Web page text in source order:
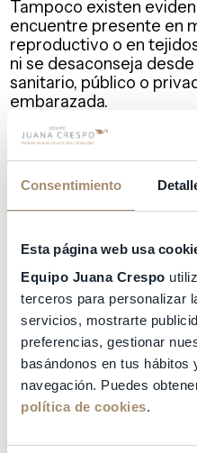
Consentimiento
Esta página web usa
Equipo Juana Crespo
terceros para personalizar
servicios, mostrarte
preferencias, gestionar
basándonos en tus hábitos
navegación. Puedes
política de cookies.
Tampoco existen
encuentre presente en
reproductivo o en
ni se desaconseja
sanitario, público o
embarazada.
Sin embargo, citamos:
“En vista de
anteriores […]
precaución.
tener en cuenta
tratamientos
pacientes
indicar el uso de
están